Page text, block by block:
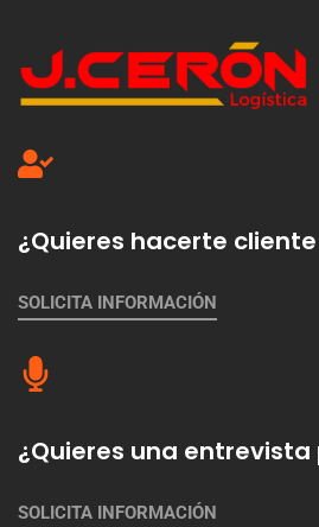
¿Quieres hacerte
SOLICITA INFORMACIÓN
¿Quieres una
SOLICITA INFORMACIÓN